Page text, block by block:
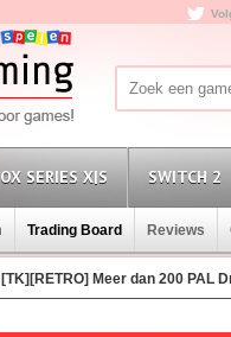
SERIES X|S SWITCH 2
Trading Board Reviews
[TK][RETRO] Meer dan 200 PAL